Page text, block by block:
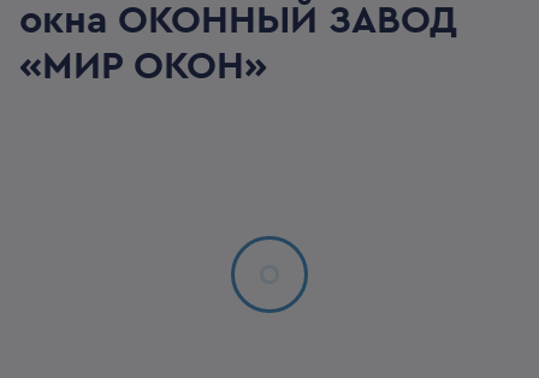
окна ОКОННЫЙ ЗАВОД
«МИР ОКОН»